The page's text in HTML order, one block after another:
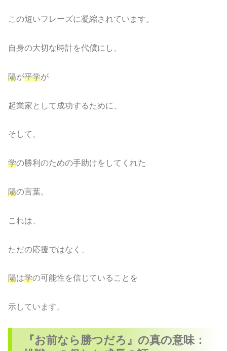
この短いフレーズに凝縮されています。
自身の大切な時計を代償にし、
陽が平学が
起業家として成功するために、
そして、
学の勝利のための手助けをしてくれた
陽の言葉。
これは、
ただの応援ではなく、
陽は学の可能性を信じていることを
示しています。
『お前なら勝つだろ』の真の意味：